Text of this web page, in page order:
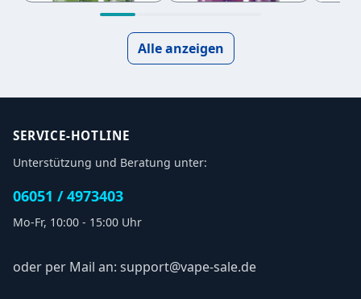
Alle anzeigen
SERVICE-HOTLINE
Unterstützung und Beratung unter:
06051 / 4973403
Mo-Fr, 10:00 - 15:00 Uhr
oder per Mail an: support@vape-sale.de